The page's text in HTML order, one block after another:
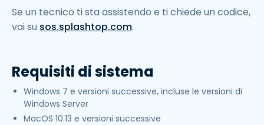
Se un tecnico ti sta assistendo e ti chiede un codice,
vai su sos.splashtop.com.
Requisiti di sistema
Windows 7 e versioni successive, incluse le versioni di
Windows Server
MacOS 10.13 e versioni successive